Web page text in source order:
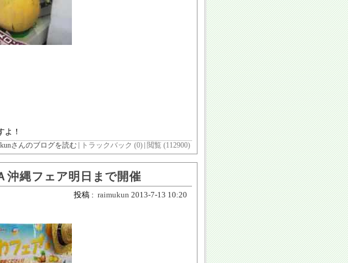
よ！
さんのブログを読む トラックバック (0) 閲覧 (112900)
沖縄フェア明日まで開催
投稿 : raimukun 2013-7-13 10:20